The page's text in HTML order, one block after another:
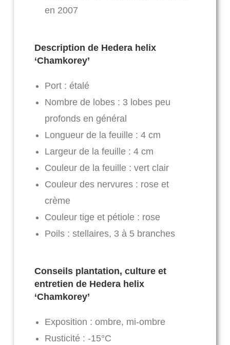
en 2007
Description de Hedera helix
‘Chamkorey’
Port : étalé
Nombre de lobes : 3 lobes peu
profonds en général
Longueur de la feuille : 4 cm
Largeur de la feuille : 4 cm
Couleur de la feuille : vert clair
Couleur des nervures : rose et
crème
Couleur tige et pétiole : rose
Poils : stellaires, 3 à 5 branches
Conseils plantation, culture et
entretien de Hedera helix
‘Chamkorey’
Exposition : ombre, mi-ombre
Rusticité : -15°C